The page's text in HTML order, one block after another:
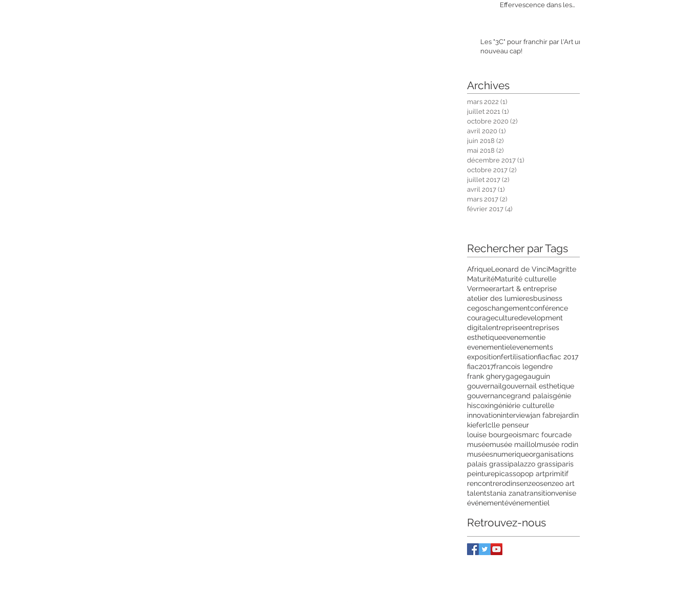
Effervescence dans les
Les "3C" pour franchir par l'Art un
nouveau cap!
Archives
mars 2022 (1)
juillet 2021 (1)
octobre 2020 (2)
avril 2020 (1)
juin 2018 (2)
mai 2018 (2)
décembre 2017 (1)
octobre 2017 (2)
juillet 2017 (2)
avril 2017 (1)
mars 2017 (2)
février 2017 (4)
Rechercher par Tags
AfriqueLeonard de VinciMagritte
MaturitéMaturité culturelle
Vermeerartart & entreprise
atelier des lumieresbusiness
cegoschangementconférence
courageculturedevelopment
digitalentrepriseentreprises
esthetiqueevenementie
evenementielevenements
expositionfertilisationfiacfiac 2017
fiac2017francois legendre
frank gherygagegauguin
gouvernailgouvernail esthetique
gouvernancegrand palaisgénie
hiscoxingéniérie culturelle
innovationinterviewjan fabrejardin
kieferlclle penseur
louise bourgeoismarc fourcade
muséemusée maillolmusée rodin
muséesnumeriqueorganisations
palais grassipalazzo grassiparis
peinturepicassopop artprimitif
rencontrerodinsenzeosenzeo art
talentstania zanatransitionvenise
événementévénementiel
Retrouvez-nous